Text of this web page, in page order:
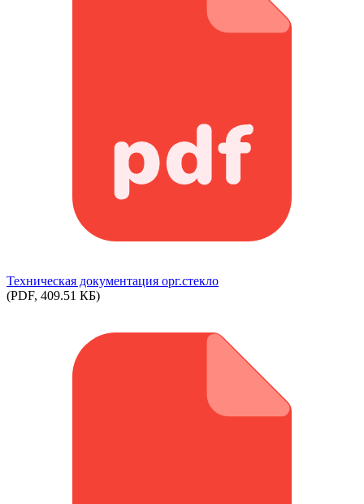
Техническая документация орг.стекло
(PDF, 409.51 КБ)